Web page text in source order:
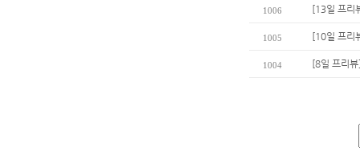
1006 [13일 프리
1005 [10일 프리
1004 [8일 프리